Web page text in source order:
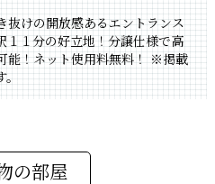
抜けの開放感あるエントランス
１１分の好立地！分譲仕様で高
！ネット使用料無料！ ※掲載
の部屋